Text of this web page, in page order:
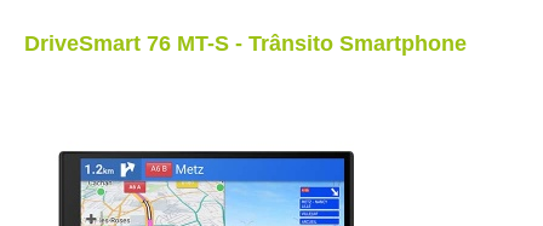
DriveSmart 76 MT-S - Trânsito Smartphone